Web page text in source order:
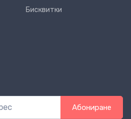
Бисквитки
Абониране